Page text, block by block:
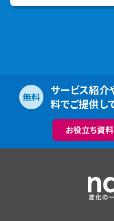
無料
サービス紹介
料でご提供し
お役立ち資